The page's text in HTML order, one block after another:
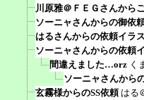
川原雅＠ＦＥＧさんから
ソーニャさんからの御依
はるさんからの依頼イラ
ソーニャさんからの依頼
間違えました…orz く
ソーニャさんから
玄霧様からのSS依頼 はる